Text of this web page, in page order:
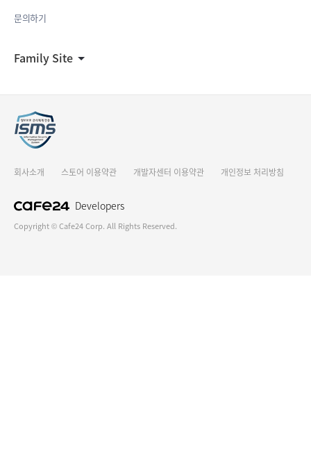
Developers
Family Site
문의하기
회사소개 스토어 이용약관 개발자센터 이용약관 개인정보 처리방침
Copyright © Cafe24 Corp. All Rights Reserved.